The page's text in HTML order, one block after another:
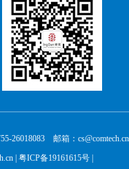
26018083 邮箱：cs@comtech.cn
| 粤ICP备19161615号